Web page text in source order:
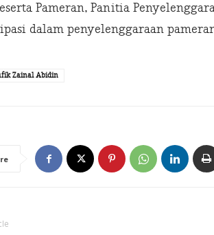
Pameran, Panitia
dalam penyelenggaraan
Zainal Abidin